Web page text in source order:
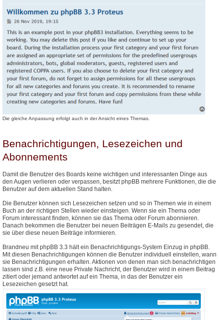
Die gleiche Anpassung erfolgt auch in der Ansicht eines Themas.
Benachrichtigungen, Lesezeichen und
Abonnements
Damit die Benutzer des Boards keine wichtigen und interessanten Dinge aus
den Augen verlieren oder verpassen, besitzt phpBB mehrere Funktionen, die die
Benutzer auf dem aktuellen Stand halten.
Die Benutzer können sich Lesezeichen setzen und so in Themen wie in einem
Buch an der richtigen Stellen wieder einsteigen. Wenn sie ein Thema oder
Forum interessant finden, können sie das Thema oder Forum abonnieren.
Danach bekommen die Benutzer bei neuen Beiträgen E-Mails zu gesendet, die
sie über diese neuen Beiträge informieren.
Brandneu mit phpBB 3.3 hält ein Benachrichtigungs-System Einzug in phpBB.
Mit diesen Benachrichtigungen können die Benutzer individuell einstellen, wann
sie Benachrichtigungen erhalten. Aktionen von denen man sich benachrichtigen
lassen sind z.B. eine neue Private Nachricht, der Benutzer wird in einem Beitrag
zitiert oder jemand antwortet auf ein Thema, in das der Benutzer ein
Lesezeichen gesetzt hat.